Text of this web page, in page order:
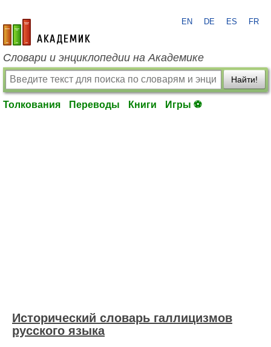
academic.ru
EN DE ES FR
Словари и энциклопедии на Академике
Найти!
Толкования Переводы Книги Игры ⚽
Исторический словарь галлицизмов
русского языка